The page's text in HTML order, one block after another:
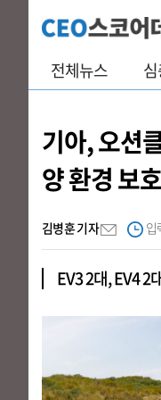
전체뉴스
기아, 오션
양 환경 보
김병훈 기자 입
EV3 2대, EV4